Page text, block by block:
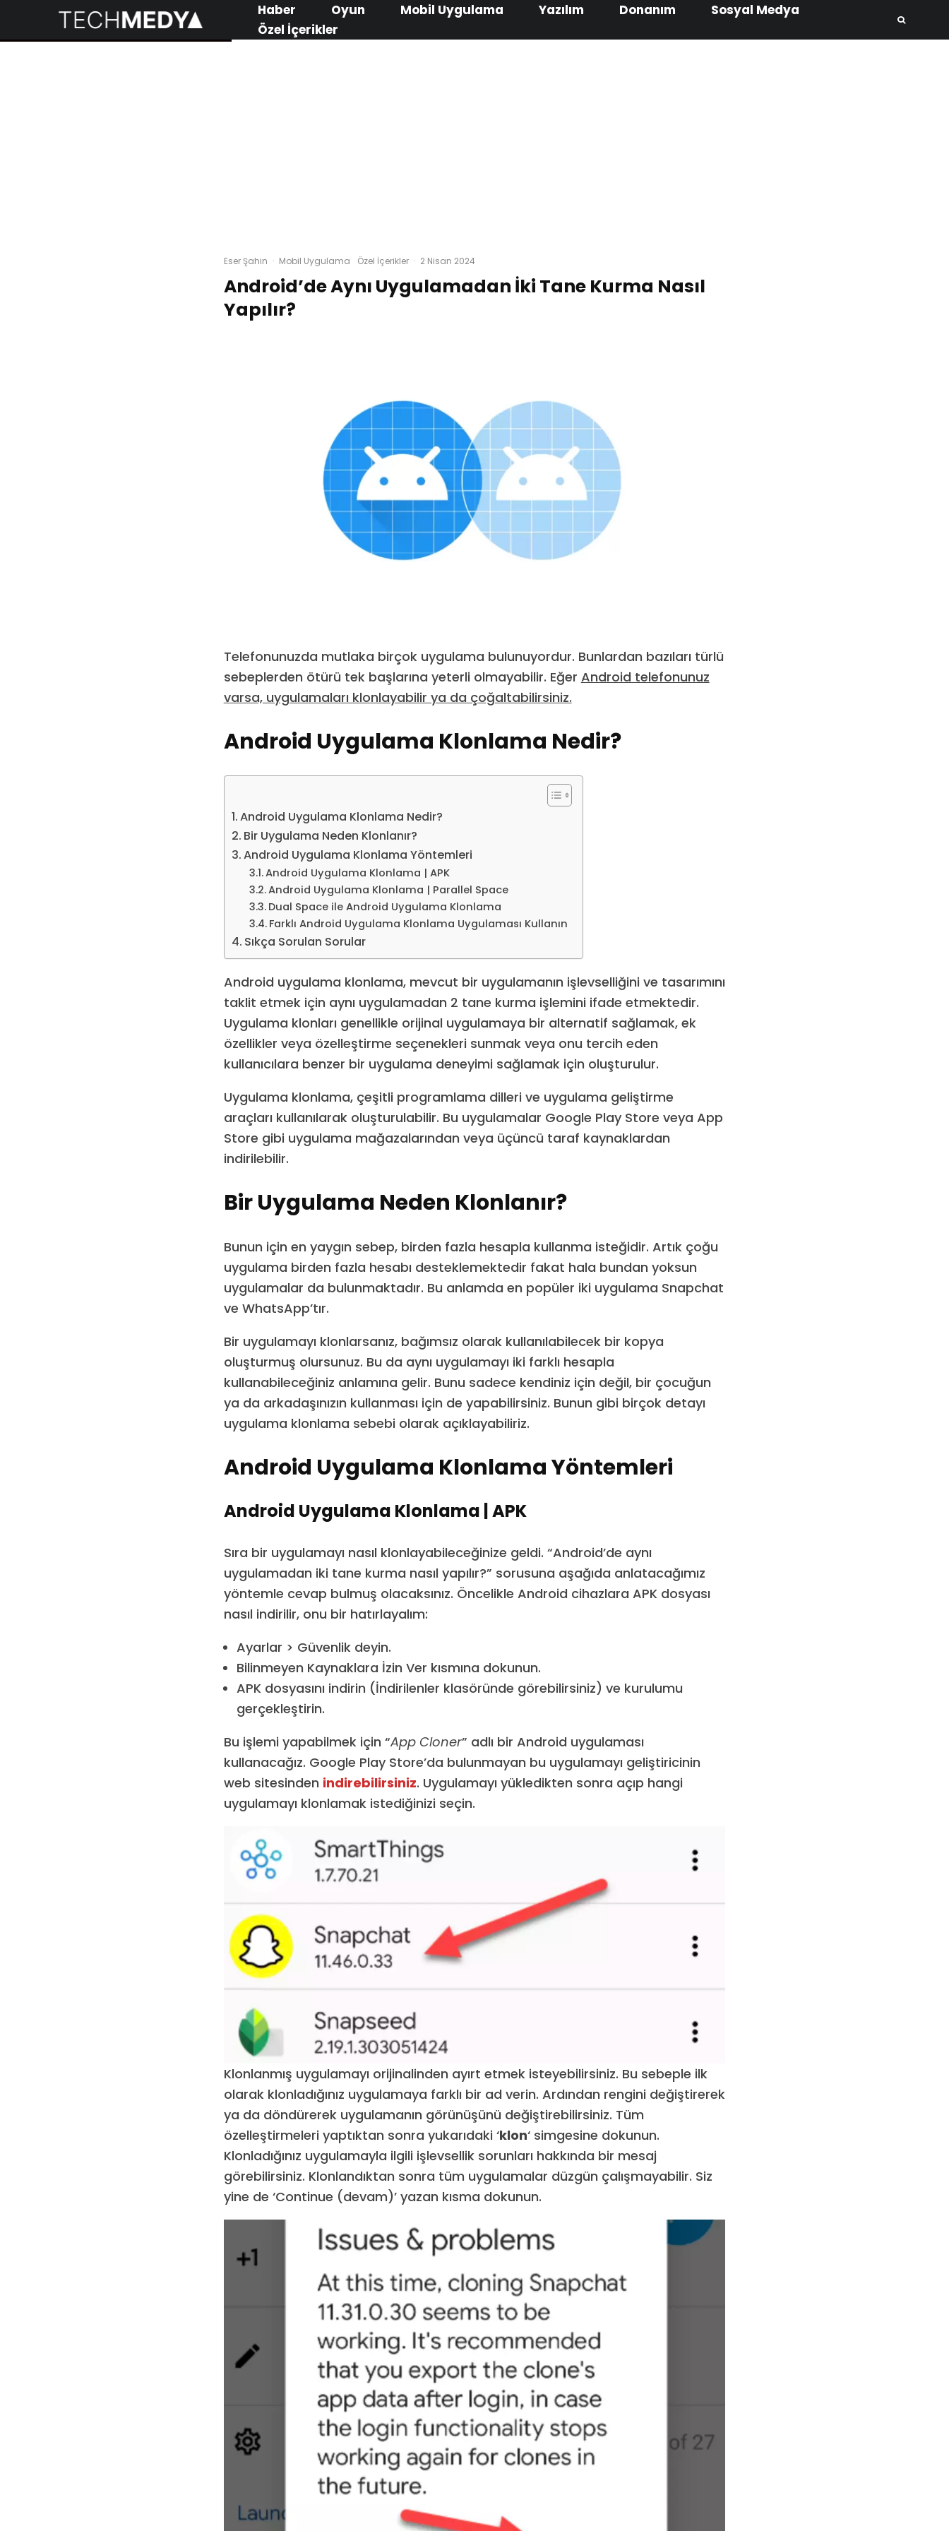
Haber Oyun Mobil Uygulama Yazılım Donanım
Sosyal Medya
Özel İçerikler
Eser Şahin · Mobil Uygulama Özel İçerikler · 2 Nisan 2024
Android’de Aynı Uygulamadan İki Tane Kurma Nasıl
Yapılır?
Telefonunuzda mutlaka birçok uygulama bulunuyordur. Bunlardan bazıları türlü
sebeplerden ötürü tek başlarına yeterli olmayabilir. Eğer Android telefonunuz
varsa, uygulamaları klonlayabilir ya da çoğaltabilirsiniz.
Android Uygulama Klonlama Nedir?
Android Uygulama Klonlama Nedir?
Bir Uygulama Neden Klonlanır?
Android Uygulama Klonlama Yöntemleri
Android Uygulama Klonlama | APK
Android Uygulama Klonlama | Parallel Space
Dual Space ile Android Uygulama Klonlama
Farklı Android Uygulama Klonlama Uygulaması Kullanın
Sıkça Sorulan Sorular
Android uygulama klonlama, mevcut bir uygulamanın işlevselliğini ve tasarımını
taklit etmek için aynı uygulamadan 2 tane kurma işlemini ifade etmektedir.
Uygulama klonları genellikle orijinal uygulamaya bir alternatif sağlamak, ek
özellikler veya özelleştirme seçenekleri sunmak veya onu tercih eden
kullanıcılara benzer bir uygulama deneyimi sağlamak için oluşturulur.
Uygulama klonlama, çeşitli programlama dilleri ve uygulama geliştirme
araçları kullanılarak oluşturulabilir. Bu uygulamalar Google Play Store veya App
Store gibi uygulama mağazalarından veya üçüncü taraf kaynaklardan
indirilebilir.
Bir Uygulama Neden Klonlanır?
Bunun için en yaygın sebep, birden fazla hesapla kullanma isteğidir. Artık çoğu
uygulama birden fazla hesabı desteklemektedir fakat hala bundan yoksun
uygulamalar da bulunmaktadır. Bu anlamda en popüler iki uygulama Snapchat
ve WhatsApp’tır.
Bir uygulamayı klonlarsanız, bağımsız olarak kullanılabilecek bir kopya
oluşturmuş olursunuz. Bu da aynı uygulamayı iki farklı hesapla
kullanabileceğiniz anlamına gelir. Bunu sadece kendiniz için değil, bir çocuğun
ya da arkadaşınızın kullanması için de yapabilirsiniz. Bunun gibi birçok detayı
uygulama klonlama sebebi olarak açıklayabiliriz.
Android Uygulama Klonlama Yöntemleri
Android Uygulama Klonlama | APK
Sıra bir uygulamayı nasıl klonlayabileceğinize geldi. “Android’de aynı
uygulamadan iki tane kurma nasıl yapılır?” sorusuna aşağıda anlatacağımız
yöntemle cevap bulmuş olacaksınız. Öncelikle Android cihazlara APK dosyası
nasıl indirilir, onu bir hatırlayalım:
Ayarlar > Güvenlik deyin.
Bilinmeyen Kaynaklara İzin Ver kısmına dokunun.
APK dosyasını indirin (İndirilenler klasöründe görebilirsiniz) ve kurulumu
gerçekleştirin.
Bu işlemi yapabilmek için “App Cloner” adlı bir Android uygulaması
kullanacağız. Google Play Store’da bulunmayan bu uygulamayı geliştiricinin
web sitesinden indirebilirsiniz. Uygulamayı yükledikten sonra açıp hangi
uygulamayı klonlamak istediğinizi seçin.
Klonlanmış uygulamayı orijinalinden ayırt etmek isteyebilirsiniz. Bu sebeple ilk
olarak klonladığınız uygulamaya farklı bir ad verin. Ardından rengini değiştirerek
ya da döndürerek uygulamanın görünüşünü değiştirebilirsiniz. Tüm
özelleştirmeleri yaptıktan sonra yukarıdaki ‘klon‘ simgesine dokunun.
Klonladığınız uygulamayla ilgili işlevsellik sorunları hakkında bir mesaj
görebilirsiniz. Klonlandıktan sonra tüm uygulamalar düzgün çalışmayabilir. Siz
yine de ‘Continue (devam)’ yazan kısma dokunun.